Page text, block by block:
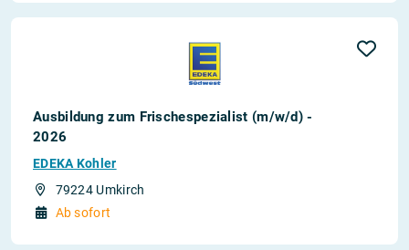
Ausbildung zum Frischespezialist (m/w/d) -
2026
EDEKA Kohler
79224 Umkirch
Ab sofort